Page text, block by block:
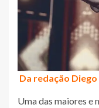
Da redação Diego
Uma das maiores e